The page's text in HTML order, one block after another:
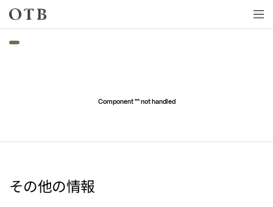
Skip to main content
Component "" not handled
その他の情報